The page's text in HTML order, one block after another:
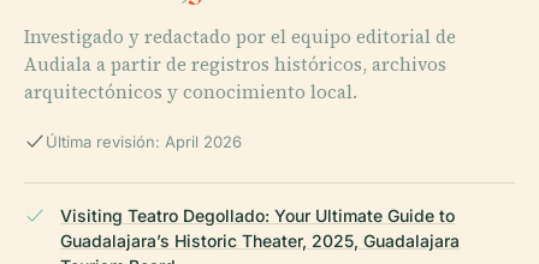
Investigado y redactado por el equipo editorial de
Audiala a partir de registros históricos, archivos
arquitectónicos y conocimiento local.
Última revisión: April 2026
Visiting Teatro Degollado: Your Ultimate Guide to
Guadalajara’s Historic Theater, 2025, Guadalajara